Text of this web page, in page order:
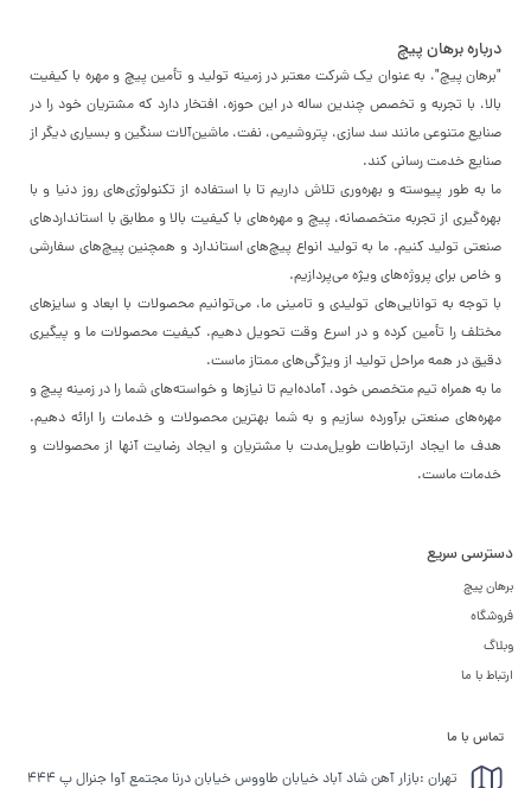
درباره برهان پیچ
"برهان پیچ"، به عنوان یک شرکت معتبر در زمینه تولید و تأمین پیچ و مهره با کیفیت
بالا، با تجربه و تخصص چندین ساله در این حوزه، افتخار دارد که مشتریان خود را در
صنایع متنوعی مانند سد سازی، پتروشیمی، نفت، ماشین‌آلات سنگین و بسیاری دیگر از
صنایع خدمت رسانی کند.
ما به طور پیوسته و بهره‌وری تلاش داریم تا با استفاده از تکنولوژی‌های روز دنیا و با
بهره‌گیری از تجربه متخصصانه، پیچ و مهره‌های با کیفیت بالا و مطابق با استانداردهای
صنعتی تولید کنیم. ما به تولید انواع پیچ‌های استاندارد و همچنین پیچ‌های سفارشی
و خاص برای پروژه‌های ویژه می‌پردازیم.
با توجه به توانایی‌های تولیدی و تامینی ما، می‌توانیم محصولات با ابعاد و سایزهای
مختلف را تأمین کرده و در اسرع وقت تحویل دهیم. کیفیت محصولات ما و پیگیری
دقیق در همه مراحل تولید از ویژگی‌های ممتاز ماست.
ما به همراه تیم متخصص خود، آماده‌ایم تا نیازها و خواسته‌های شما را در زمینه پیچ و
مهره‌های صنعتی برآورده سازیم و به شما بهترین محصولات و خدمات را ارائه دهیم.
هدف ما ایجاد ارتباطات طویل‌مدت با مشتریان و ایجاد رضایت آنها از محصولات و
خدمات ماست.
دسترسی سریع
برهان پیچ
فروشگاه
وبلاگ
ارتباط با ما
تماس با ما
تهران :بازار آهن شاد آباد خیابان طاووس خیابان درنا مجتمع آوا جنرال پ 444